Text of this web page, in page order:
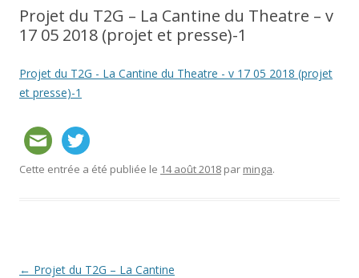
Projet du T2G – La Cantine du Theatre – v
17 05 2018 (projet et presse)-1
Projet du T2G - La Cantine du Theatre - v 17 05 2018 (projet
et presse)-1
Cette entrée a été publiée le 14 août 2018 par minga.
Navigation
← Projet du T2G – La Cantine